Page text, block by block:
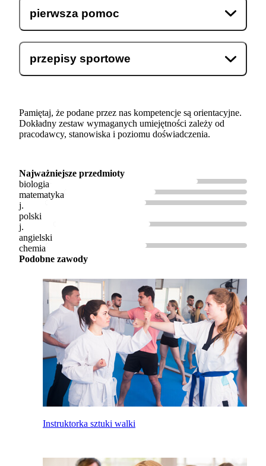
pierwsza pomoc
przepisy sportowe
Pamiętaj, że podane przez nas kompetencje są orientacyjne.
Dokładny zestaw wymaganych umiejętności zależy od
pracodawcy, stanowiska i poziomu doświadczenia.
Najważniejsze przedmioty
biologia
matematyka
j.
polski
j.
angielski
chemia
Podobne zawody
Instruktorka sztuki walki